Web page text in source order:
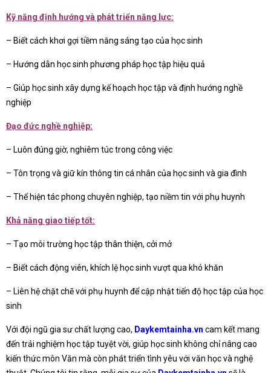
Kỹ năng định hướng và phát triển năng lực:
– Biết cách khơi gợi tiềm năng sáng tạo của học sinh
– Hướng dẫn học sinh phương pháp học tập hiệu quả
– Giúp học sinh xây dựng kế hoạch học tập và định hướng nghề
nghiệp
Đạo đức nghề nghiệp:
– Luôn đúng giờ, nghiêm túc trong công việc
– Tôn trọng và giữ kín thông tin cá nhân của học sinh và gia đình
– Thể hiện tác phong chuyên nghiệp, tạo niềm tin với phụ huynh
Khả năng giao tiếp tốt:
– Tạo môi trường học tập thân thiện, cởi mở
– Biết cách động viên, khích lệ học sinh vượt qua khó khăn
– Liên hệ chặt chẽ với phụ huynh để cập nhật tiến độ học tập của học
sinh
Với đội ngũ gia sư chất lượng cao, Daykemtainha.vn cam kết mang
đến trải nghiệm học tập tuyệt vời, giúp học sinh không chỉ nâng cao
kiến thức môn Văn mà còn phát triển tình yêu với văn học và nghệ